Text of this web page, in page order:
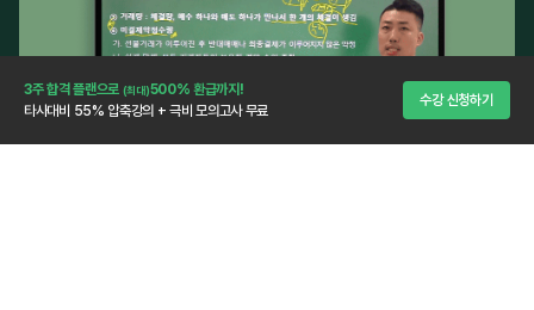
3주 합격 플랜으로 (최대)500% 환급까지!
타사대비 55% 압축강의 + 극비 모의고사 무료
수강 신청하기